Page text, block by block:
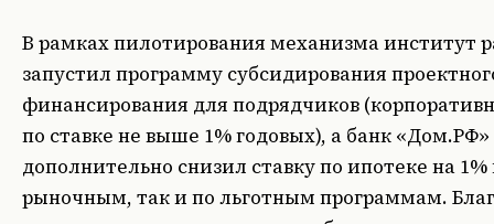
В рамках пилотирования механизма институт
запустил программу субсидирования
финансирования для подрядчиков
по ставке не выше 1% годовых), а банк «Дом.РФ»
дополнительно снизил ставку по ипотеке на 1%
рыночным, так и по льготным программам.